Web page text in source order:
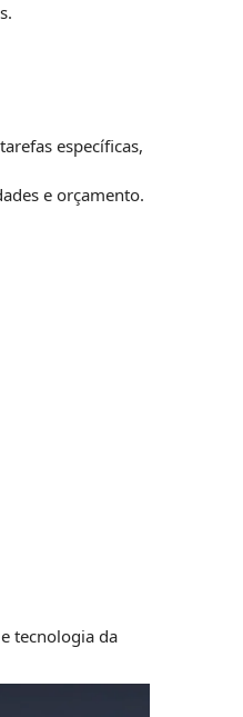
específicas,
e orçamento.
tecnologia da